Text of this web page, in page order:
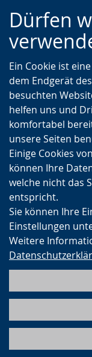
Dürfen
Ein Cookie ist
dem Endgerät
besuchten
helfen uns und
komfortabel
unsere Seiten
Einige Cookies
können Ihre
welche nicht das
entspricht.
Sie können Ihre
Einstellungen
Weitere